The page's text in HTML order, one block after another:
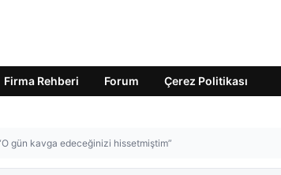
Firma Rehberi Forum Çerez Politikası
gün kavga edeceğinizi hissetmiştim”